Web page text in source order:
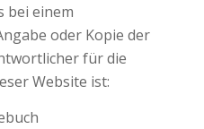
bei einem
oder Kopie der
für die
Website ist: